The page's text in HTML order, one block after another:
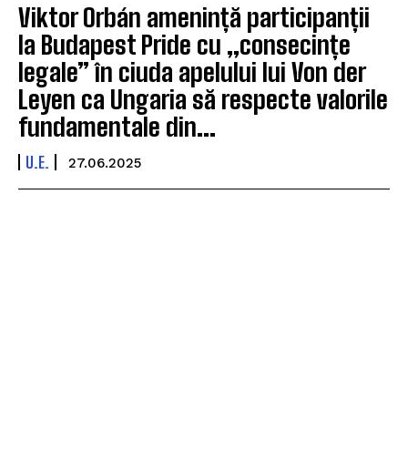
Viktor Orbán amenință participanții
la Budapest Pride cu „consecințe
legale” în ciuda apelului lui Von der
Leyen ca Ungaria să respecte valorile
fundamentale din...
U.E. 27.06.2025